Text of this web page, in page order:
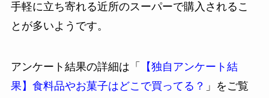
手軽に立ち寄れる近所のスーパーで購入されるこ
とが多いようです。
アンケート結果の詳細は「
【独自アンケート結
果】食料品やお菓子はどこで買ってる？ 」をご覧